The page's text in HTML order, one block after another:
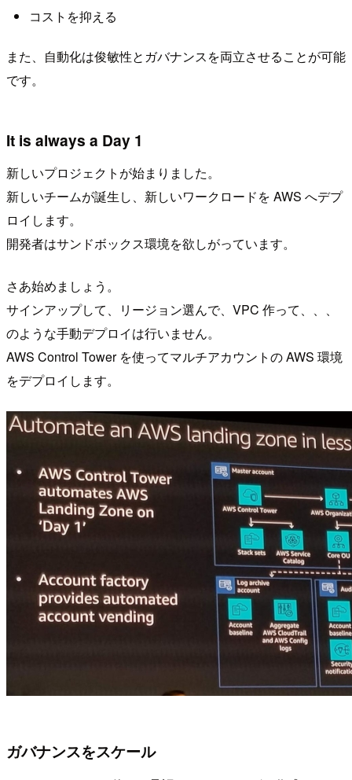
コストを抑える
また、自動化は俊敏性とガバナンスを両立させることが可能
です。
It is always a Day 1
新しいプロジェクトが始まりました。
新しいチームが誕生し、新しいワークロードを AWS へデプ
ロイします。
開発者はサンドボックス環境を欲しがっています。
さあ始めましょう。
サインアップして、リージョン選んで、VPC 作って、、、
のような手動デプロイは行いません。
AWS Control Tower を使ってマルチアカウントの AWS 環境
をデプロイします。
ガバナンスをスケール